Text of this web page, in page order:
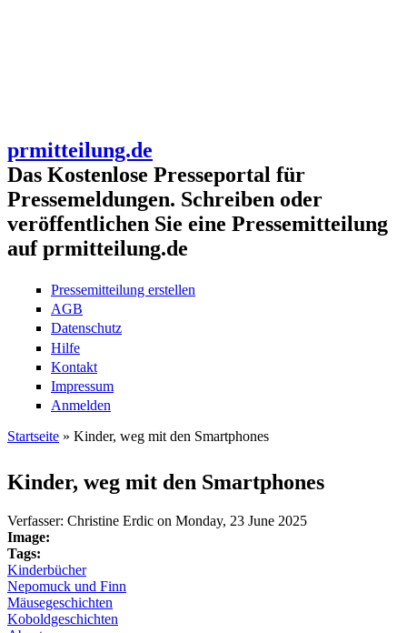
prmitteilung.de
Das Kostenlose Presseportal für
Pressemeldungen. Schreiben oder
veröffentlichen Sie eine Pressemitteilung
auf prmitteilung.de
Pressemitteilung erstellen
AGB
Datenschutz
Hilfe
Kontakt
Impressum
Anmelden
Startseite » Kinder, weg mit den Smartphones
Kinder, weg mit den Smartphones
Verfasser: Christine Erdic on Monday, 23 June 2025
Image:
Tags:
Kinderbücher
Nepomuck und Finn
Mäusegeschichten
Koboldgeschichten